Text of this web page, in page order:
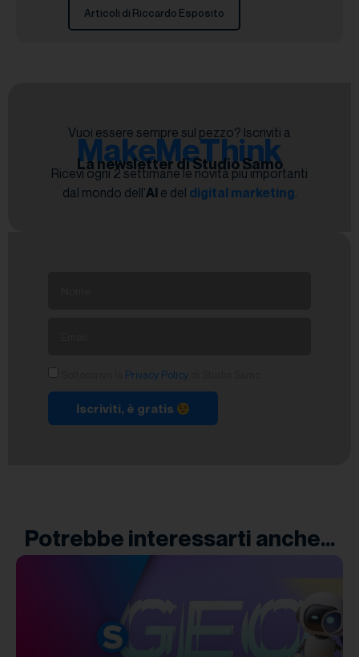
Articoli di Riccardo Esposito
Vuoi essere sempre sul pezzo? Iscriviti a
MakeMeThink
La newsletter di Studio Samo
Ricevi ogni 2 settimane le novità più importanti
dal mondo dell’AI e del digital marketing.
Privacy Policy
Iscriviti, è gratis
Potrebbe interessarti anche...